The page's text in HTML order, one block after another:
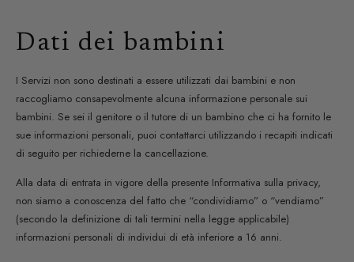
Dati dei bambini
I Servizi non sono destinati a essere utilizzati dai bambini e non
raccogliamo consapevolmente alcuna informazione personale sui
bambini. Se sei il genitore o il tutore di un bambino che ci ha fornito le
sue informazioni personali, puoi contattarci utilizzando i recapiti indicati
di seguito per richiederne la cancellazione.
Alla data di entrata in vigore della presente Informativa sulla privacy,
non siamo a conoscenza del fatto che “condividiamo” o “vendiamo”
(secondo la definizione di tali termini nella legge applicabile)
informazioni personali di individui di età inferiore a 16 anni.